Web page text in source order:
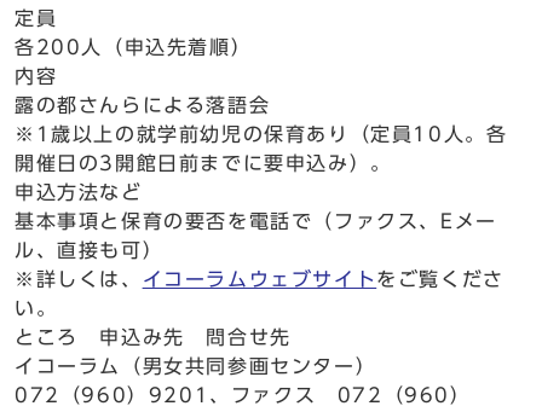
定員
各200人（申込先着順）
内容
露の都さんらによる落語会
※1歳以上の就学前幼児の保育あり（定員10人。各
開催日の3開館日前までに要申込み）。
申込方法など
基本事項と保育の要否を電話で（ファクス、Eメー
ル、直接も可）
※詳しくは、 イコーラムウェブサイト をご覧くださ
い。
ところ 申込み先 問合せ先
イコーラム（男女共同参画センター）
072（960）9201、ファクス 072（960）